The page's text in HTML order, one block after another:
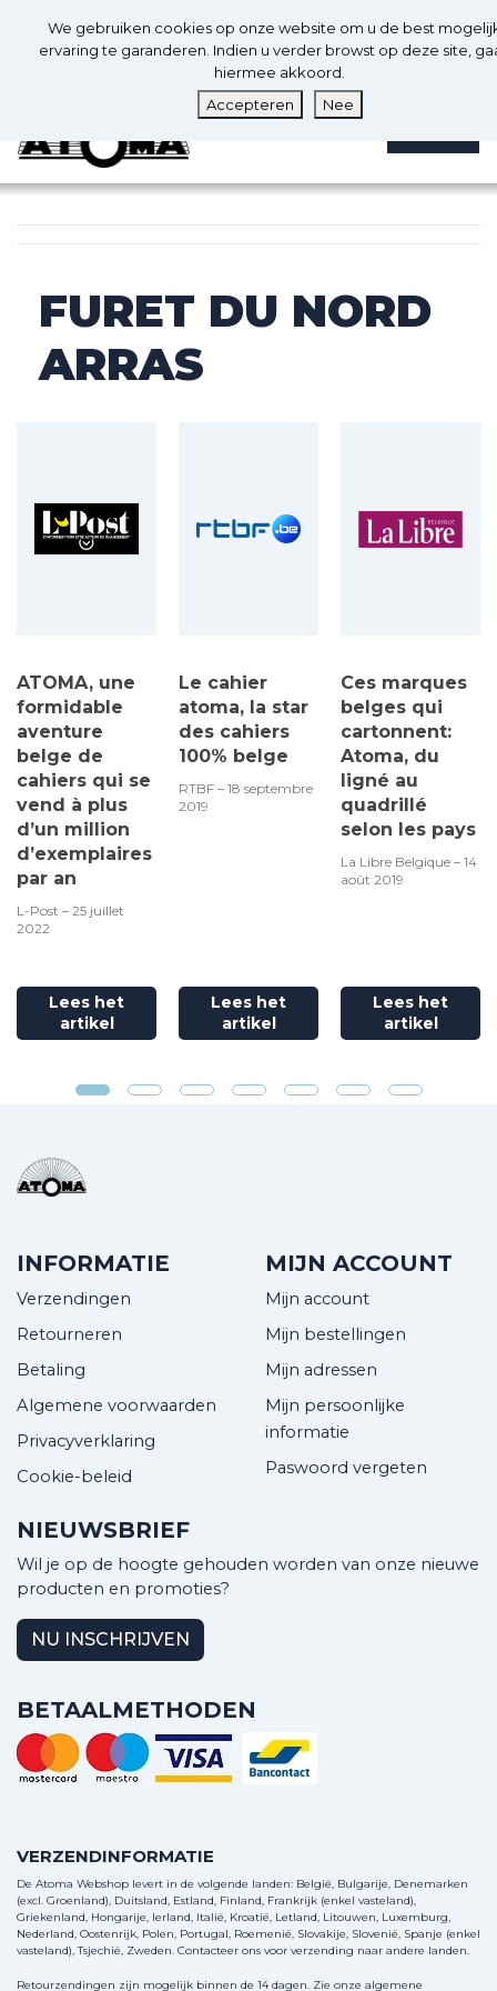
Nl
0 0
FURET DU NORD
ARRAS
ATOMA, une
formidable
aventure
belge de
cahiers qui se
vend à plus
d’un million
d’exemplaires
par an
L-Post – 25 juillet
2022
Lees het
artikel
Le cahier
atoma, la star
des cahiers
100% belge
RTBF – 18 septembre
2019
Lees het
artikel
Ces marques
belges qui
cartonnent:
Atoma, du
ligné au
quadrillé
selon les pays
La Libre Belgique – 14
août 2019
Lees het
artikel
INFORMATIE
Verzendingen
Retourneren
Betaling
Algemene voorwaarden
Privacyverklaring
Cookie-beleid
MIJN ACCOUNT
Mijn account
Mijn bestellingen
Mijn adressen
Mijn persoonlijke
informatie
Paswoord vergeten
NIEUWSBRIEF
Wil je op de hoogte gehouden worden van onze nieuwe
producten en promoties?
NU INSCHRIJVEN
BETAALMETHODEN
VERZENDINFORMATIE
De Atoma Webshop levert in de volgende landen: België, Bulgarije, Denemarken
(excl. Groenland), Duitsland, Estland, Finland, Frankrijk (enkel vasteland),
Griekenland, Hongarije, Ierland, Italië, Kroatië, Letland, Litouwen, Luxemburg,
Nederland, Oostenrijk, Polen, Portugal, Roemenië, Slovakije, Slovenië, Spanje (enkel
vasteland), Tsjechië, Zweden. Contacteer ons voor verzending naar andere landen.
Retourzendingen zijn mogelijk binnen de 14 dagen. Zie onze algemene
We gebruiken cookies op onze website om u de best
ervaring te garanderen. Indien u verder browst op deze site,
hiermee akkoord.
Accepteren
Nee